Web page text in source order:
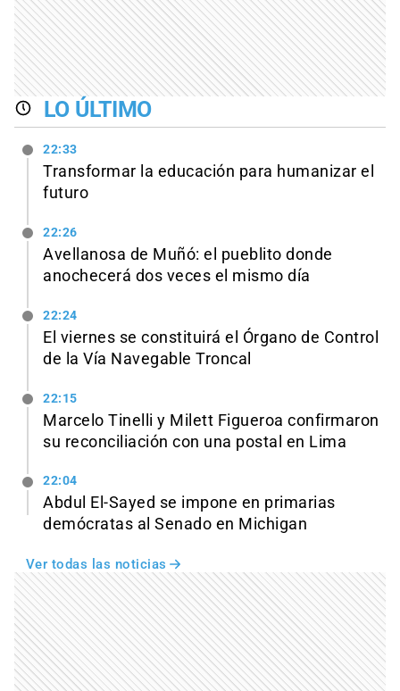
LO ÚLTIMO
22:33
Transformar la educación para humanizar el
futuro
22:26
Avellanosa de Muñó: el pueblito donde
anochecerá dos veces el mismo día
22:24
El viernes se constituirá el Órgano de Control
de la Vía Navegable Troncal
22:15
Marcelo Tinelli y Milett Figueroa confirmaron
su reconciliación con una postal en Lima
22:04
Abdul El-Sayed se impone en primarias
demócratas al Senado en Michigan
Ver todas las noticias